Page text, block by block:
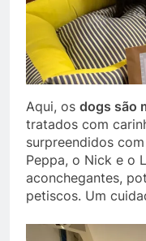
Aqui, os dogs são
tratados com
surpreendidos
Peppa, o Nick e o
aconchegantes,
petiscos. Um